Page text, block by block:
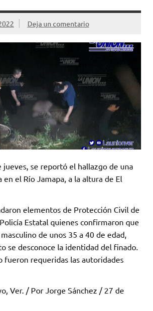
Deja un comentario
jueves, se reportó el hallazgo de una
en el Río Jamapa, a la altura de El
elementos de Protección Civil de
Estatal quienes confirmaron que
de unos 35 a 40 de edad,
se desconoce la identidad del finado.
fueron requeridas las autoridades
Ver. / Por Jorge Sánchez / 27 de